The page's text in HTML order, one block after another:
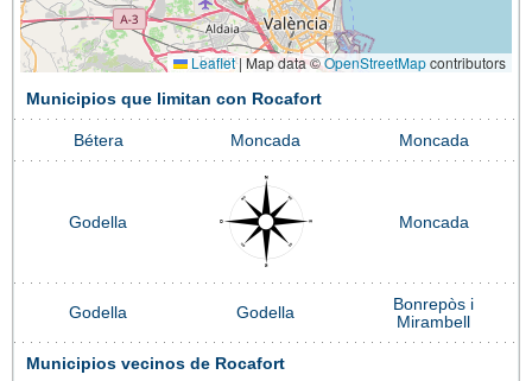
Leaflet |Map data ©OpenStreetMapcontributors
Municipios que limitan con Rocafort
Bétera Moncada Moncada
Godella Moncada
Godella Godella
Bonrepòs i
Mirambell
Municipios vecinos de Rocafort